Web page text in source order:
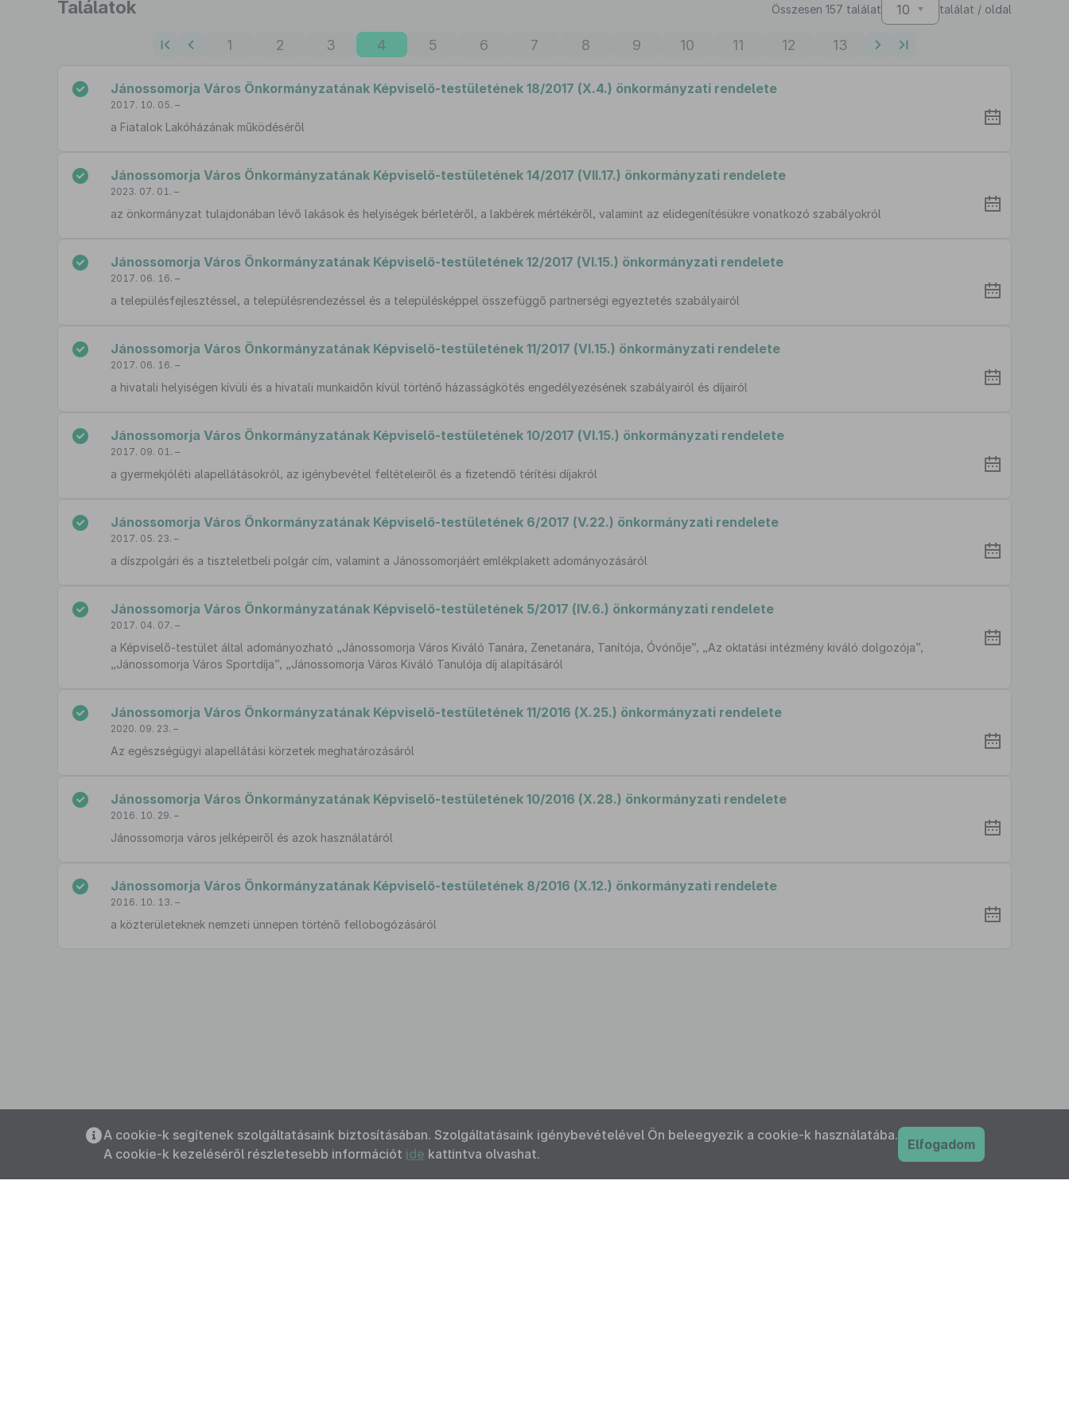
Találatok
listához
Összesen 157 találat 10 találat / oldal
1 2 3 4 5 6 7 8 9 10 11 12 13
Jánossomorja Város Önkormányzatának Képviselő-testületének 18/2017 (X.4.) önkormányzati rendelete
2017. 10. 05. –
a Fiatalok Lakóházának működéséről
Jánossomorja Város Önkormányzatának Képviselő-testületének 14/2017 (VII.17.) önkormányzati rendelete
2023. 07. 01. –
az önkormányzat tulajdonában lévő lakások és helyiségek bérletéről, a lakbérek mértékéről, valamint az elidegenítésükre vonatkozó szabályokról
Jánossomorja Város Önkormányzatának Képviselő-testületének 12/2017 (VI.15.) önkormányzati rendelete
2017. 06. 16. –
a településfejlesztéssel, a településrendezéssel és a településképpel összefüggő partnerségi egyeztetés szabályairól
Jánossomorja Város Önkormányzatának Képviselő-testületének 11/2017 (VI.15.) önkormányzati rendelete
2017. 06. 16. –
a hivatali helyiségen kívüli és a hivatali munkaidőn kívül történő házasságkötés engedélyezésének szabályairól és díjairól
Jánossomorja Város Önkormányzatának Képviselő-testületének 10/2017 (VI.15.) önkormányzati rendelete
2017. 09. 01. –
a gyermekjóléti alapellátásokról, az igénybevétel feltételeiről és a fizetendő térítési díjakról
Jánossomorja Város Önkormányzatának Képviselő-testületének 6/2017 (V.22.) önkormányzati rendelete
2017. 05. 23. –
a díszpolgári és a tiszteletbeli polgár cím, valamint a Jánossomorjáért emlékplakett adományozásáról
Jánossomorja Város Önkormányzatának Képviselő-testületének 5/2017 (IV.6.) önkormányzati rendelete
2017. 04. 07. –
a Képviselő-testület által adományozható „Jánossomorja Város Kiváló Tanára, Zenetanára, Tanítója, Óvónője”, „Az oktatási intézmény kiváló dolgozója”,
„Jánossomorja Város Sportdíja”, „Jánossomorja Város Kiváló Tanulója díj alapításáról
Jánossomorja Város Önkormányzatának Képviselő-testületének 11/2016 (X.25.) önkormányzati rendelete
2020. 09. 23. –
Az egészségügyi alapellátási körzetek meghatározásáról
Jánossomorja Város Önkormányzatának Képviselő-testületének 10/2016 (X.28.) önkormányzati rendelete
2016. 10. 29. –
Jánossomorja város jelképeiről és azok használatáról
Jánossomorja Város Önkormányzatának Képviselő-testületének 8/2016 (X.12.) önkormányzati rendelete
2016. 10. 13. –
a közterületeknek nemzeti ünnepen történő fellobogózásáról
A cookie-k segítenek szolgáltatásaink biztosításában. Szolgáltatásaink igénybevételével Ön beleegyezik a cookie-k használatába.
A cookie-k kezeléséről részletesebb információt ide kattintva olvashat.
Elfogadom